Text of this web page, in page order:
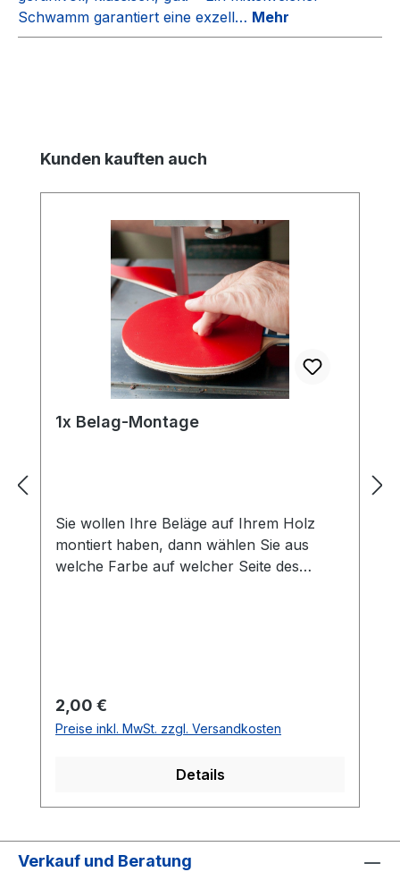
Schwamm garantiert eine exzell… Mehr
Produktgalerie überspringen
Kunden kauften auch
1x Belag-Montage
Sie wollen Ihre Beläge auf Ihrem Holz
montiert haben, dann wählen Sie aus
welche Farbe auf welcher Seite des
inklusive.Bei den Komplettschläger
müssen Sie KEINE Belag-Montage mit in
Regulärer Preis:
2,00 €
Preise inkl. MwSt. zzgl. Versandkosten
Details
Verkauf und Beratung